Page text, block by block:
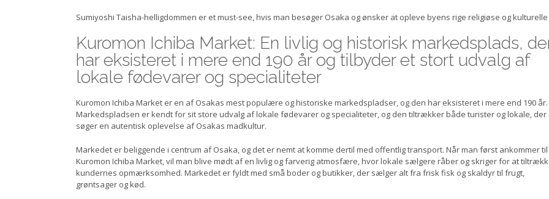
Sumiyoshi Taisha-helligdommen er et must-see, hvis man besøger Osaka og ønsker at opleve byens rige religiøse og kulturelle
Kuromon Ichiba Market: En livlig og historisk markedsplads,
har eksisteret i mere end 190 år og tilbyder et stort udvalg af
lokale fødevarer og specialiteter
Kuromon Ichiba Market er en af Osakas mest populære og historiske markedspladser, og den har eksisteret i mere end 190 år.
Markedspladsen er kendt for sit store udvalg af lokale fødevarer og specialiteter, og den tiltrækker både turister og lokale, der
søger en autentisk oplevelse af Osakas madkultur.
Markedet er beliggende i centrum af Osaka, og det er nemt at komme dertil med offentlig transport. Når man først ankommer til
Kuromon Ichiba Market, vil man blive mødt af en livlig og farverig atmosfære, hvor lokale sælgere råber og skriger for at
kundernes opmærksomhed. Markedet er fyldt med små boder og butikker, der sælger alt fra frisk fisk og skaldyr til frugt,
grøntsager og kød.